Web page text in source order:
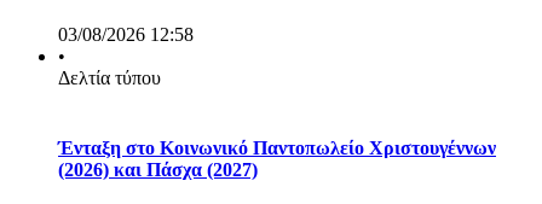
03/08/2026 12:58
•
Δελτία τύπου
Ένταξη στο Κοινωνικό Παντοπωλείο Χριστουγέννων
(2026) και Πάσχα (2027)